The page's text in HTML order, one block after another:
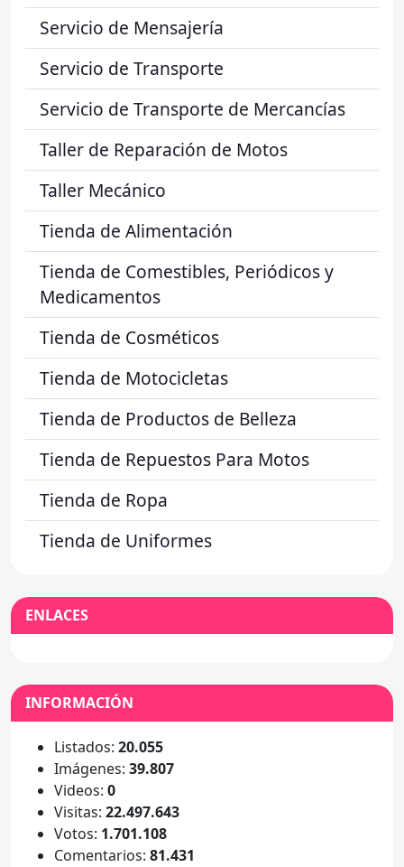
Servicio de Mensajería
Servicio de Transporte
Servicio de Transporte de Mercancías
Taller de Reparación de Motos
Taller Mecánico
Tienda de Alimentación
Tienda de Comestibles, Periódicos y
Medicamentos
Tienda de Cosméticos
Tienda de Motocicletas
Tienda de Productos de Belleza
Tienda de Repuestos Para Motos
Tienda de Ropa
Tienda de Uniformes
ENLACES
INFORMACIÓN
Listados: 20.055
Imágenes: 39.807
Videos: 0
Visitas: 22.497.643
Votos: 1.701.108
Comentarios: 81.431